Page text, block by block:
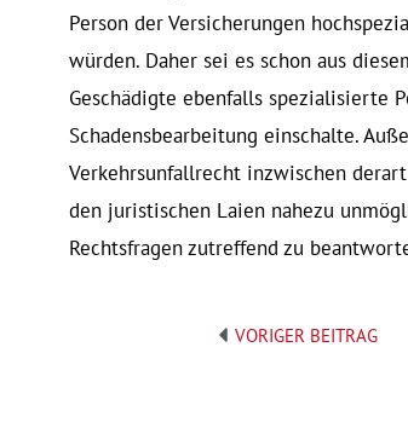
Person der Versicherungen
würden. Daher sei es schon aus
Geschädigte ebenfalls spezialisierte
Schadensbearbeitung einschalte.
Verkehrsunfallrecht inzwischen
den juristischen Laien nahezu
Rechtsfragen zutreffend zu
Zurück
VORIGER BEITRAG